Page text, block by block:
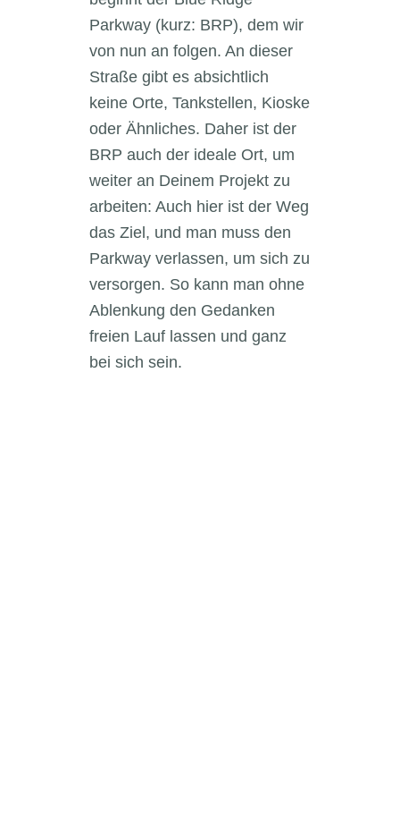
Parkway (kurz: BRP), dem wir
von nun an folgen. An dieser
Straße gibt es absichtlich
keine Orte, Tankstellen, Kioske
oder Ähnliches. Daher ist der
BRP auch der ideale Ort, um
weiter an Deinem Projekt zu
arbeiten: Auch hier ist der Weg
das Ziel, und man muss den
Parkway verlassen, um sich zu
versorgen. So kann man ohne
Ablenkung den Gedanken
freien Lauf lassen und ganz
bei sich sein.